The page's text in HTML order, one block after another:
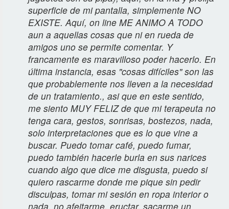
superficie de mi pantalla, simplemente NO
EXISTE. Aquí, on line ME ANIMO A TODO
aun a aquellas cosas que ni en rueda de
amigos uno se permite comentar. Y
francamente es maravilloso poder hacerlo. En
última instancia, esas "cosas difíciles" son las
que probablemente nos lleven a la necesidad
de un tratamiento., asi que en este sentido,
me siento MUY FELIZ de que mi terapeuta no
tenga cara, gestos, sonrisas, bostezos, nada,
solo interpretaciones que es lo que vine a
buscar. Puedo tomar café, puedo fumar,
puedo también hacerle burla en sus narices
cuando algo que dice me disgusta, puedo si
quiero rascarme donde me pique sin pedir
disculpas, tomar mi sesión en ropa interior o
nada, no afeitarme, eructar, sacarme un